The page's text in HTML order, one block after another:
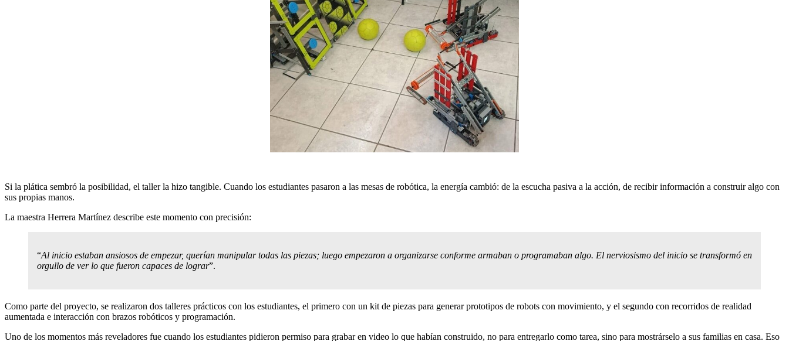
Si la plática sembró la posibilidad, el taller la hizo tangible. Cuando los estudiantes pasaron a las mesas de robótica, la energía cambió: de la escucha pasiva a la acción, de recibir información a construir algo con
sus propias manos.
La maestra Herrera Martínez describe este momento con precisión:
“Al inicio estaban ansiosos de empezar, querían manipular todas las piezas; luego empezaron a organizarse conforme armaban o programaban algo. El nerviosismo del inicio se transformó en
orgullo de ver lo que fueron capaces de lograr”.
Como parte del proyecto, se realizaron dos talleres prácticos con los estudiantes, el primero con un kit de piezas para generar prototipos de robots con movimiento, y el segundo con recorridos de realidad
aumentada e interacción con brazos robóticos y programación.
Uno de los momentos más reveladores fue cuando los estudiantes pidieron permiso para grabar en video lo que habían construido, no para entregarlo como tarea, sino para mostrárselo a sus familias en casa. Eso